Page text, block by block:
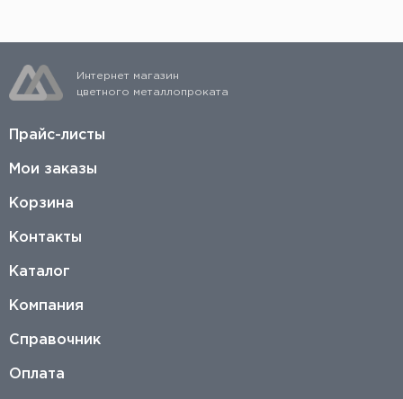
Интернет магазин
цветного металлопроката
Прайс-листы
Мои заказы
Корзина
Контакты
Каталог
Компания
Справочник
Оплата